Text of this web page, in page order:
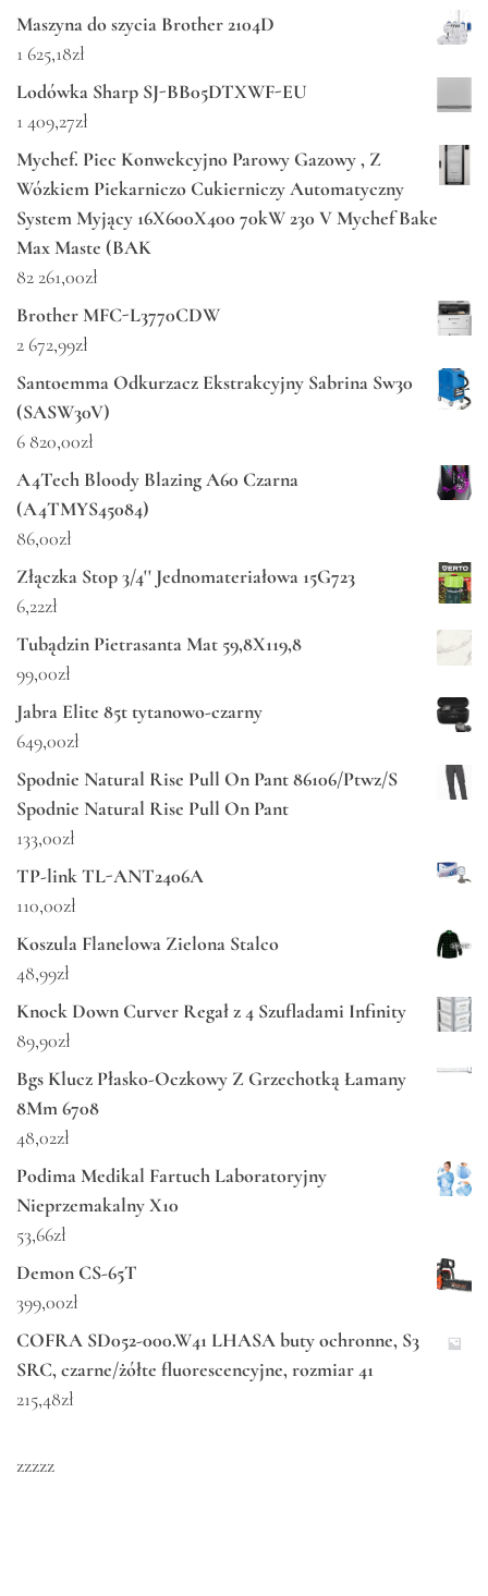
Maszyna do szycia Brother 2104D
1 625,18zł
Lodówka Sharp SJ-BB05DTXWF-EU
1 409,27zł
Mychef. Piec Konwekcyjno Parowy Gazowy , Z
Wózkiem Piekarniczo Cukierniczy Automatyczny
System Myjący 16X600X400 70kW 230 V Mychef Bake
Max Maste (BAK
82 261,00zł
Brother MFC-L3770CDW
2 672,99zł
Santoemma Odkurzacz Ekstrakcyjny Sabrina Sw30
(SASW30V)
6 820,00zł
A4Tech Bloody Blazing A60 Czarna
(A4TMYS45084)
86,00zł
Złączka Stop 3/4'' Jednomateriałowa 15G723
6,22zł
Tubądzin Pietrasanta Mat 59,8X119,8
99,00zł
Jabra Elite 85t tytanowo-czarny
649,00zł
Spodnie Natural Rise Pull On Pant 86106/Ptwz/S
Spodnie Natural Rise Pull On Pant
133,00zł
TP-link TL-ANT2406A
110,00zł
Koszula Flanelowa Zielona Stalco
48,99zł
Knock Down Curver Regał z 4 Szufladami Infinity
89,90zł
Bgs Klucz Płasko-Oczkowy Z Grzechotką Łamany
8Mm 6708
48,02zł
Podima Medikal Fartuch Laboratoryjny
Nieprzemakalny X10
53,66zł
Demon CS-65T
399,00zł
COFRA SD052-000.W41 LHASA buty ochronne, S3
SRC, czarne/żółte fluorescencyjne, rozmiar 41
215,48zł
zzzzz